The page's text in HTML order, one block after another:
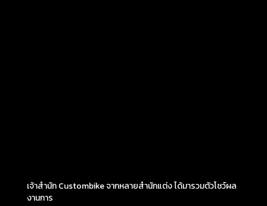
เจ้าสำนัก Custombike จากหลายสำนักแต่ง ได้มารวมตัวโชว์ผล
งานการ